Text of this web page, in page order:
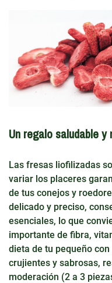
Un regalo saludable y
Las fresas liofilizadas
variar los placeres
de tus conejos y
delicado y preciso,
esenciales, lo que
importante de fibra,
dieta de tu pequeño
crujientes y sabrosas,
moderación (2 a 3